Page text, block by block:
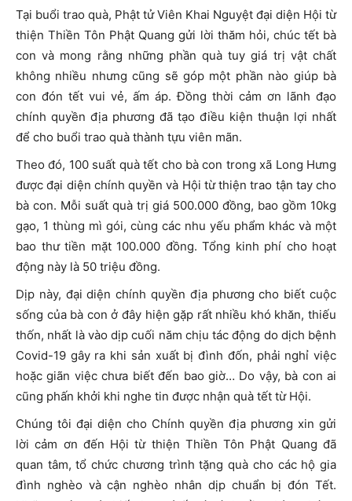
Tại buổi trao quà, Phật tử Viên Khai Nguyệt đại diện Hội từ
thiện Thiền Tôn Phật Quang gửi lời thăm hỏi, chúc tết bà
con và mong rằng những phần quà tuy giá trị vật chất
không nhiều nhưng cũng sẽ góp một phần nào giúp bà
con đón tết vui vẻ, ấm áp. Đồng thời cảm ơn lãnh đạo
chính quyền địa phương đã tạo điều kiện thuận lợi nhất
để cho buổi trao quà thành tựu viên mãn.
Theo đó, 100 suất quà tết cho bà con trong xã Long Hưng
được đại diện chính quyền và Hội từ thiện trao tận tay cho
bà con. Mỗi suất quà trị giá 500.000 đồng, bao gồm 10kg
gạo, 1 thùng mì gói, cùng các nhu yếu phẩm khác và một
bao thư tiền mặt 100.000 đồng. Tổng kinh phí cho hoạt
động này là 50 triệu đồng.
Dịp này, đại diện chính quyền địa phương cho biết cuộc
sống của bà con ở đây hiện gặp rất nhiều khó khăn, thiếu
thốn, nhất là vào dịp cuối năm chịu tác động do dịch bệnh
Covid-19 gây ra khi sản xuất bị đình đốn, phải nghỉ việc
hoặc giãn việc chưa biết đến bao giờ… Do vậy, bà con ai
cũng phấn khởi khi nghe tin được nhận quà tết từ Hội.
Chúng tôi đại diện cho Chính quyền địa phương xin gửi
lời cảm ơn đến Hội từ thiện Thiền Tôn Phật Quang đã
quan tâm, tổ chức chương trình tặng quà cho các hộ gia
đình nghèo và cận nghèo nhân dịp chuẩn bị đón Tết.